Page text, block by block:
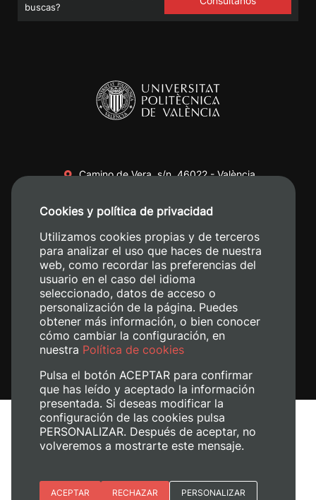
buscas?
Camino de Vera, s/n. 46022 - València
+34 620 04 00 50
Aviso legal
Política de cookies
Gestionar cookies
Cookies y política de privacidad
Utilizamos cookies propias y de terceros
para analizar el uso que haces de nuestra
web, como recordar las preferencias del
usuario en el caso del idioma
seleccionado, datos de acceso o
personalización de la página. Puedes
obtener más información, o bien conocer
cómo cambiar la configuración, en
nuestra Política de cookies
Pulsa el botón ACEPTAR para confirmar
que has leído y aceptado la información
presentada. Si deseas modificar la
configuración de las cookies pulsa
PERSONALIZAR. Después de aceptar, no
volveremos a mostrarte este mensaje.
Esenciales
ACEPTAR RECHAZAR PERSONALIZAR